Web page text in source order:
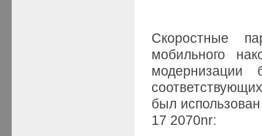
Скоростные
мобильного
был
17 2070nr: